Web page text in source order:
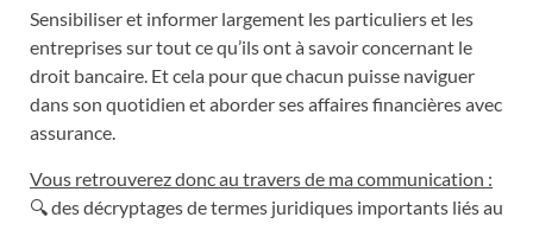
Sensibiliser et informer largement les particuliers et les
entreprises sur tout ce qu’ils ont à savoir concernant le
droit bancaire. Et cela pour que chacun puisse naviguer
dans son quotidien et aborder ses affaires financières avec
assurance.
Vous retrouverez donc au travers de ma communication :
🔍 des décryptages de termes juridiques importants liés au